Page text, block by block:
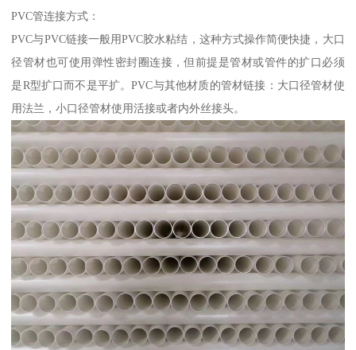
PVC管连接方式：
PVC与PVC链接一般用PVC胶水粘结，这种方式操作简便快捷，大口
径管材也可使用弹性密封圈连接，但前提是管材或管件的扩口必须
是R型扩口而不是平扩。PVC与其他材质的管材链接：大口径管材使
用法兰，小口径管材使用活接或者内外丝接头。